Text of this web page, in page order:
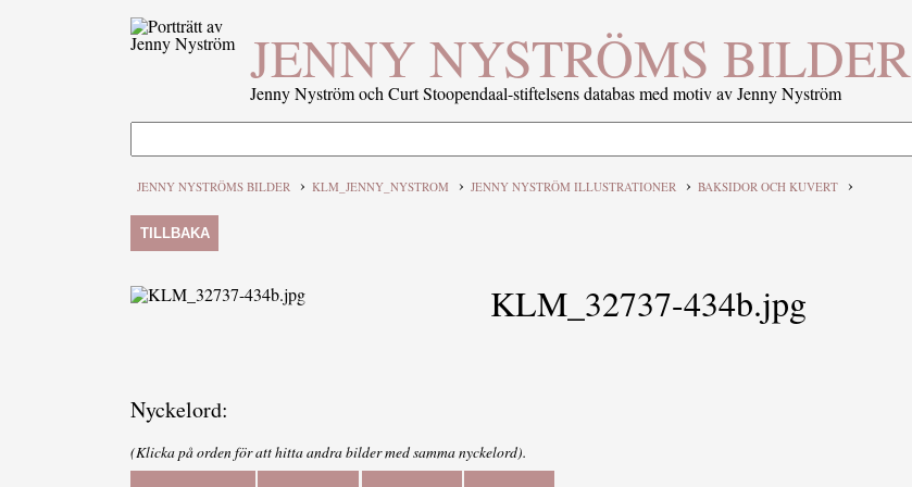
JENNY NYSTRÖMS BILDER
Jenny Nyström och Curt Stoopendaal-stiftelsens databas med motiv av Jenny Nyström
JENNY NYSTRÖMS BILDER › KLM_JENNY_NYSTROM › JENNY NYSTRÖM ILLUSTRATIONER › BAKSIDOR OCH KUVERT ›
TILLBAKA
KLM_32737-434b.jpg
Nyckelord:
(Klicka på orden för att hitta andra bilder med samma nyckelord).